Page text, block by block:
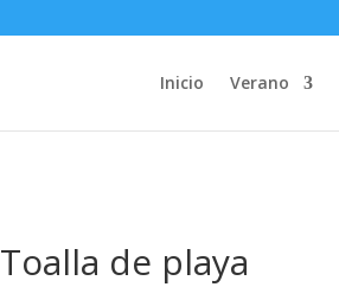
Inicio Verano
Toalla de playa